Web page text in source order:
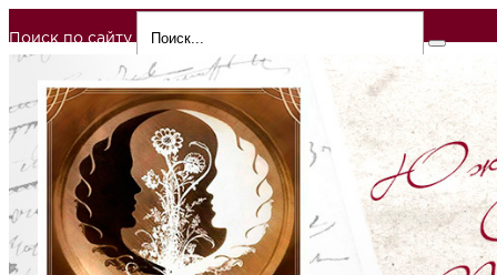
Поиск по сайту